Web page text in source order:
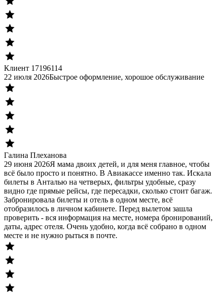
Клиент 17196114
22 июля 2026Быстрое оформление, хорошое обслуживание
Галина Плеханова
29 июня 2026Я мама двоих детей, и для меня главное, чтобы
всё было просто и понятно. В Авиакассе именно так. Искала
билеты в Анталью на четверых, фильтры удобные, сразу
видно где прямые рейсы, где пересадки, сколько стоит багаж.
Забронировала билеты и отель в одном месте, всё
отобразилось в личном кабинете. Перед вылетом зашла
проверить - вся информация на месте, номера бронирований,
даты, адрес отеля. Очень удобно, когда всё собрано в одном
месте и не нужно рыться в почте.